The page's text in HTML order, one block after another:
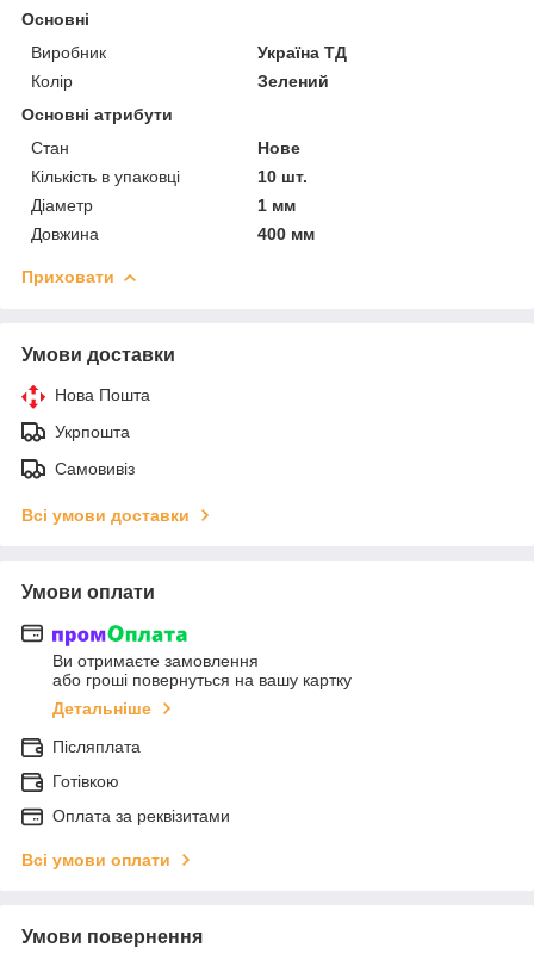
Основні
Виробник
Україна ТД
Колір
Зелений
Основні атрибути
Стан
Нове
Кількість в упаковці
10 шт.
Діаметр
1 мм
Довжина
400 мм
Приховати
Умови доставки
Нова Пошта
Укрпошта
Самовивіз
Всі умови доставки
Умови оплати
Ви отримаєте замовлення
або гроші повернуться на вашу картку
Детальніше
Післяплата
Готівкою
Оплата за реквізитами
Всі умови оплати
Умови повернення